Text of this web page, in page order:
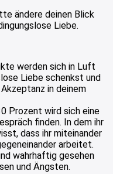
ändere deinen Blick
Liebe.
werden sich in Luft
Liebe schenkst und
in deinem
Prozent wird sich eine
finden. In dem ihr
dass ihr miteinander
arbeitet.
wahrhaftig gesehen
und Ängsten.